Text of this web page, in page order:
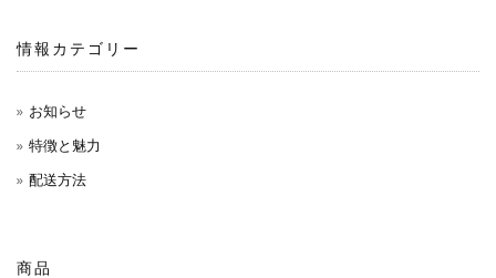
情報カテゴリー
お知らせ
特徴と魅力
配送方法
商品